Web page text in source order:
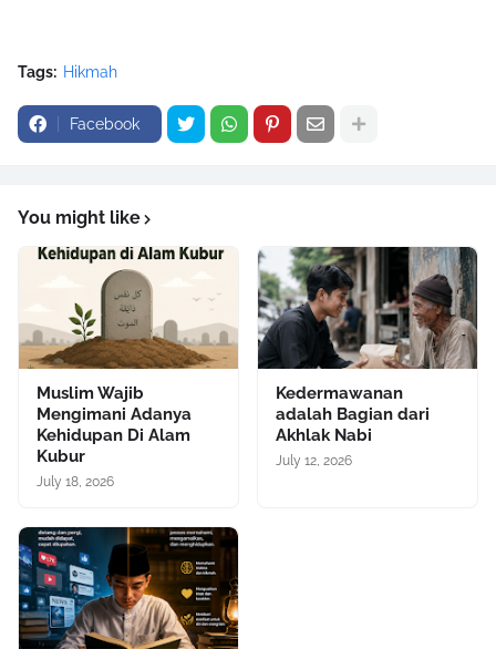
Tags: Hikmah
Facebook
You might like
Muslim Wajib
Mengimani Adanya
Kehidupan Di Alam
Kubur
July 18, 2026
Kedermawanan
adalah Bagian dari
Akhlak Nabi
July 12, 2026